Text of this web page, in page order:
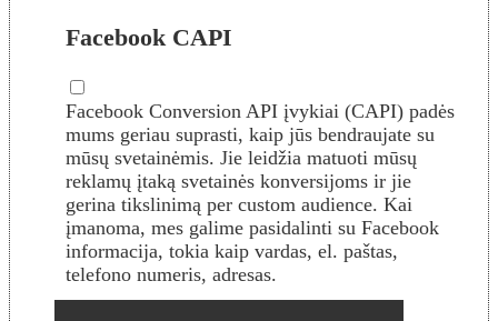
Facebook CAPI
Facebook Conversion API įvykiai (CAPI) padės
mums geriau suprasti, kaip jūs bendraujate su
mūsų svetainėmis. Jie leidžia matuoti mūsų
reklamų įtaką svetainės konversijoms ir jie
gerina tikslinimą per custom audience. Kai
įmanoma, mes galime pasidalinti su Facebook
informacija, tokia kaip vardas, el. paštas,
telefono numeris, adresas.